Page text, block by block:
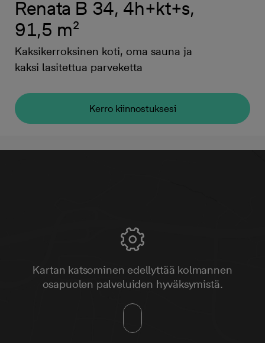
Renata B 34, 4h+kt+s,
91,5 m²
Kaksikerroksinen koti, oma sauna ja
kaksi lasitettua parveketta
Kerro kiinnostuksesi
Kartan katsominen edellyttää kolmannen
osapuolen palveluiden hyväksymistä.